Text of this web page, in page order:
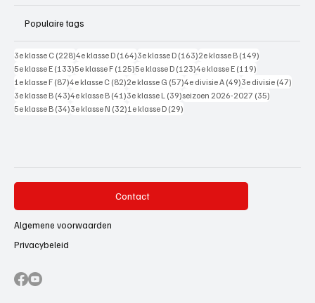
Populaire tags
3e klasse C (228)228 posts
4e klasse D (164)164 posts
3e klasse D (163)163 posts
2e klasse B (149)
5e klasse E (133)133 posts
5e klasse F (125)125 posts
5e klasse D (123)123 posts
4e klasse E (119)
1e klasse F (87)87 posts
4e klasse C (82)82 posts
2e klasse G (57)57 posts
4e divisie A (49)49 posts
3e divisie (47)
3e klasse B (43)43 posts
4e klasse B (41)41 posts
3e klasse L (39)39 posts
seizoen 2026-2027 (35)
5e klasse B (34)34 posts
3e klasse N (32)32 posts
1e klasse D (29)
Contact
Algemene voorwaarden
Privacybeleid